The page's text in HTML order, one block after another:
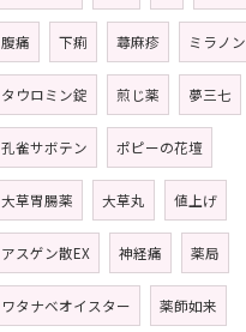
腹痛 下痢 蕁麻疹 ミラノン
タウロミン錠 煎じ薬 夢三七
孔雀サボテン ポピーの花壇
大草胃腸薬 大草丸 値上げ
アスゲン散EX 神経痛 薬局
ワタナベオイスター 薬師如来